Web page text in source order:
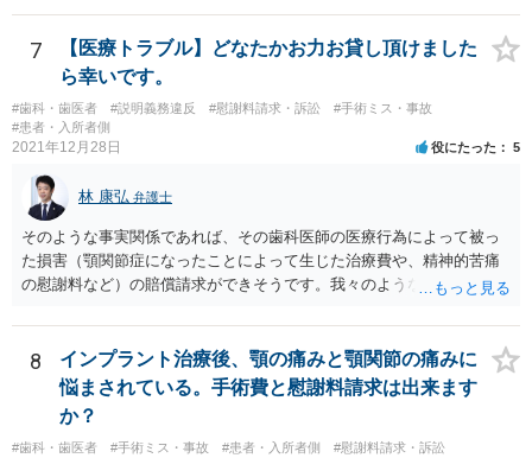
困難場所（たとえば、待合から診察台へ）に同行された上で困惑して
契約したという類型の取消権（改正消費者契約法４条３項３号）も使
える可能性があります。 一旦、書面で消費者契約法に基づく取消権を
行使するので払えないという 通知をして様子をみるのも手かと思いま
す。 その他、消費生活センターに相談して、間に入ってもらうことも
手かもしれません。
号事件） 当該義務に違反した場合、診療契約の不履行又は不法行為に
基づく損害賠償請求の可能性が生じます。 慰謝料に関しては、通院慰
謝料といった形での請求になろうかと思います。
7
【医療トラブル】どなたかお力お貸し頂けました
ら幸いです。
#歯科・歯医者 #説明義務違反 #慰謝料請求・訴訟
#手術ミス・事故
#患者・入所者側
2021年12月28日 役にたった 5
林 康弘 弁護士
そのような事実関係であれば、その歯科医師の医療行為によって被っ
た損害（顎関節症になったことによって生じた治療費や、精神的苦痛
の慰謝料など）の賠償請求ができそうです。我々のような弁護士に依
科）の先生の協力等を得ることも必要だと思います。
8
インプラント治療後、顎の痛みと顎関節の痛みに
悩まされている。手術費と慰謝料請求は出来ます
か？
#歯科・歯医者 #手術ミス・事故 #患者・入所者側
#慰謝料請求・訴訟